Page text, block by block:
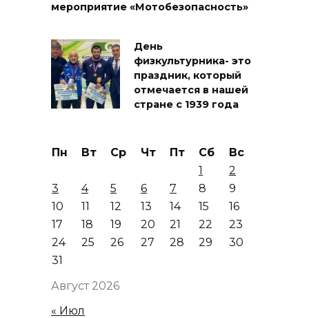
мероприятие «Мотобезопасность»
День
физкультурника- это
праздник, который
отмечается в нашей
стране с 1939 года
Август 2026
Пн Вт Ср Чт Пт Сб
Вс
1
2
3
4 5 6 7 8
9
10
11 12 13 14 15
16
17
18 19 20 21 22
23
24
25 26 27 28 29
30
31
« Июл